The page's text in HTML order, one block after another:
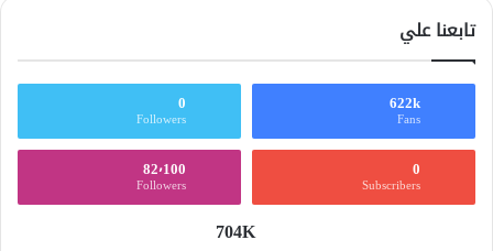
تابعنا علي
622k
Fans
0
Followers
0
Subscribers
82٬100
Followers
704K